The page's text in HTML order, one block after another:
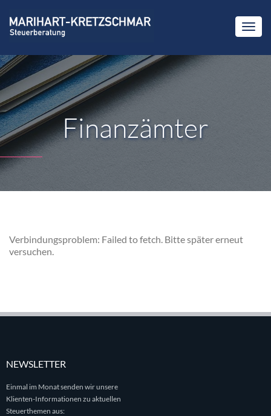
Finanzämter
Verbindungsproblem: Failed to fetch. Bitte später erneut
versuchen.
NEWSLETTER
Einmal im Monat senden wir unsere
Klienten-Informationen zu aktuellen
Steuerthemen aus: